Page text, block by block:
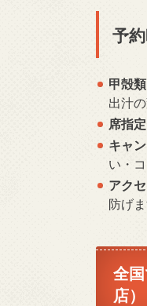
予
甲殻
出汁
席指定
キャ
い・
アク
防げま
全
店）